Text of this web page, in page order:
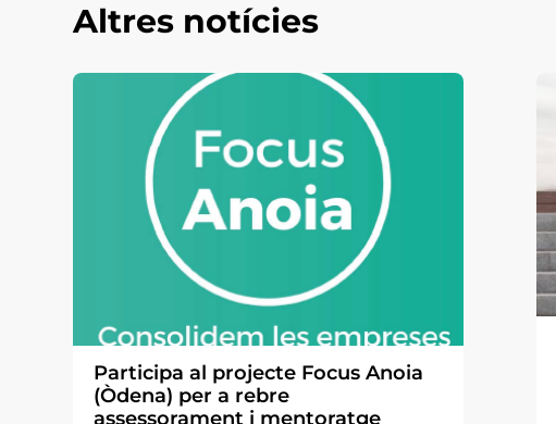
Altres notícies
Participa al projecte Focus Anoia
(Òdena) per a rebre
assessorament i mentoratge